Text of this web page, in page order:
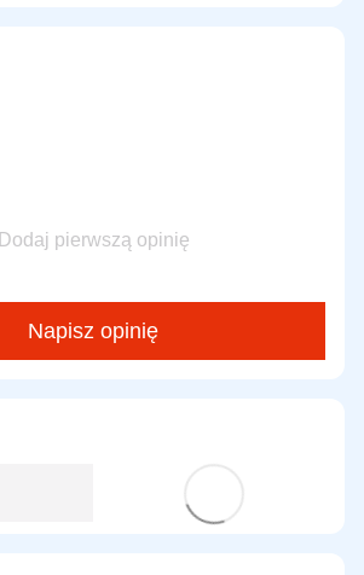
Dodaj pierwszą opinię
Napisz opinię